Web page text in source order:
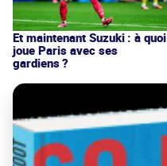
Et maintenant Suzuki : à quoi
joue Paris avec ses
gardiens ?